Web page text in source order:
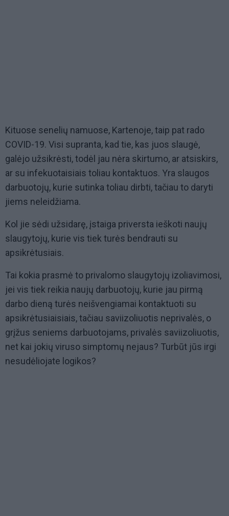
Kituose senelių namuose, Kartenoje, taip pat rado
COVID-19. Visi supranta, kad tie, kas juos slaugė,
galėjo užsikrėsti, todėl jau nėra skirtumo, ar atsiskirs,
ar su infekuotaisiais toliau kontaktuos. Yra slaugos
darbuotojų, kurie sutinka toliau dirbti, tačiau to daryti
jiems neleidžiama.
Kol jie sėdi užsidarę, įstaiga priversta ieškoti naujų
slaugytojų, kurie vis tiek turės bendrauti su
apsikrėtusiais.
Tai kokia prasmė to privalomo slaugytojų izoliavimosi,
jei vis tiek reikia naujų darbuotojų, kurie jau pirmą
darbo dieną turės neišvengiamai kontaktuoti su
apsikrėtusiaisiais, tačiau saviizoliuotis neprivalės, o
grįžus seniems darbuotojams, privalės saviizoliuotis,
net kai jokių viruso simptomų nejaus? Turbūt jūs irgi
nesudėliojate logikos?